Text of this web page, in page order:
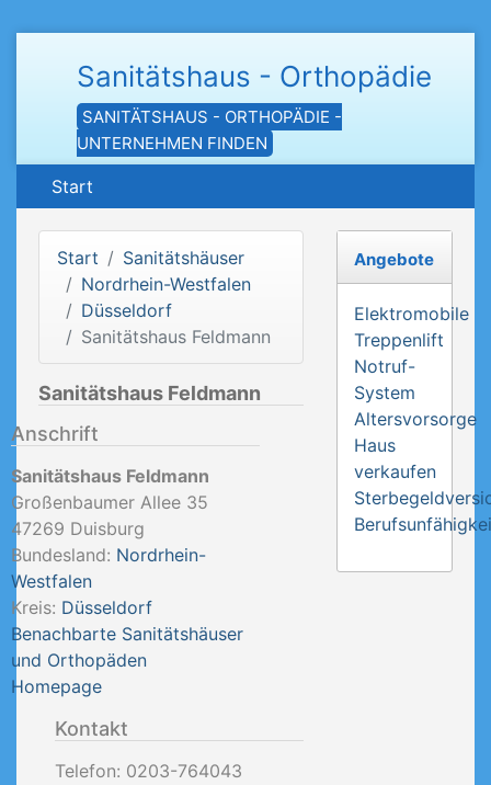
Sanitätshaus - Orthopädie
SANITÄTSHAUS - ORTHOPÄDIE -
UNTERNEHMEN FINDEN
Start
Start
Sanitätshäuser
Nordrhein-Westfalen
Düsseldorf
Sanitätshaus Feldmann
Sanitätshaus Feldmann
Anschrift
Sanitätshaus Feldmann
Großenbaumer Allee 35
47269 Duisburg
Bundesland: Nordrhein-
Westfalen
Kreis: Düsseldorf
Benachbarte Sanitätshäuser
und Orthopäden
Homepage
Kontakt
Telefon: 0203-764043
Angebote
Elektromobile
Treppenlift
Notruf-
System
Altersvorsorge
Haus
verkaufen